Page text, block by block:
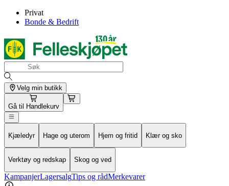
Privat
Bonde & Bedrift
Velg min butikk
Gå til Handlekurv
Kjæledyr Hage og uterom Hjem og fritid Klær og sko
Verktøy og redskap Skog og ved
KampanjerLagersalgTips og rådMerkevarer